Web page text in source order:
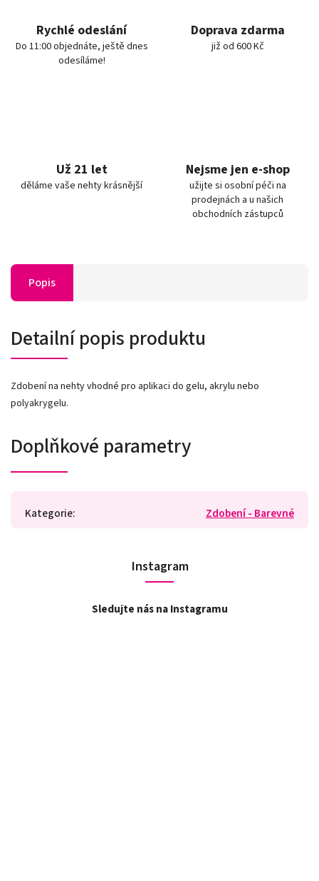
Rychlé odeslání
Do 11:00 objednáte, ještě dnes
odesíláme!
Doprava zdarma
již od 600 Kč
Už 21 let
děláme vaše nehty krásnější
Nejsme jen e-shop
užijte si osobní péči na
prodejnách a u našich
obchodních zástupců
Popis
Detailní popis produktu
Zdobení na nehty vhodné pro aplikaci do gelu, akrylu nebo
polyakrygelu.
Doplňkové parametry
Kategorie: Zdobení - Barevné
Instagram
Sledujte nás na Instagramu